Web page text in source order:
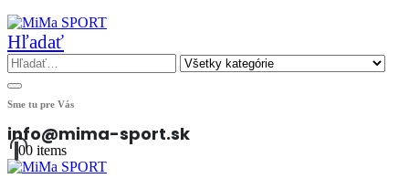
Hľadať
Sme tu pre Vás
info@mima-sport.sk
00 items